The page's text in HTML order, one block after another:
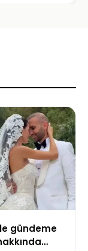
gündeme